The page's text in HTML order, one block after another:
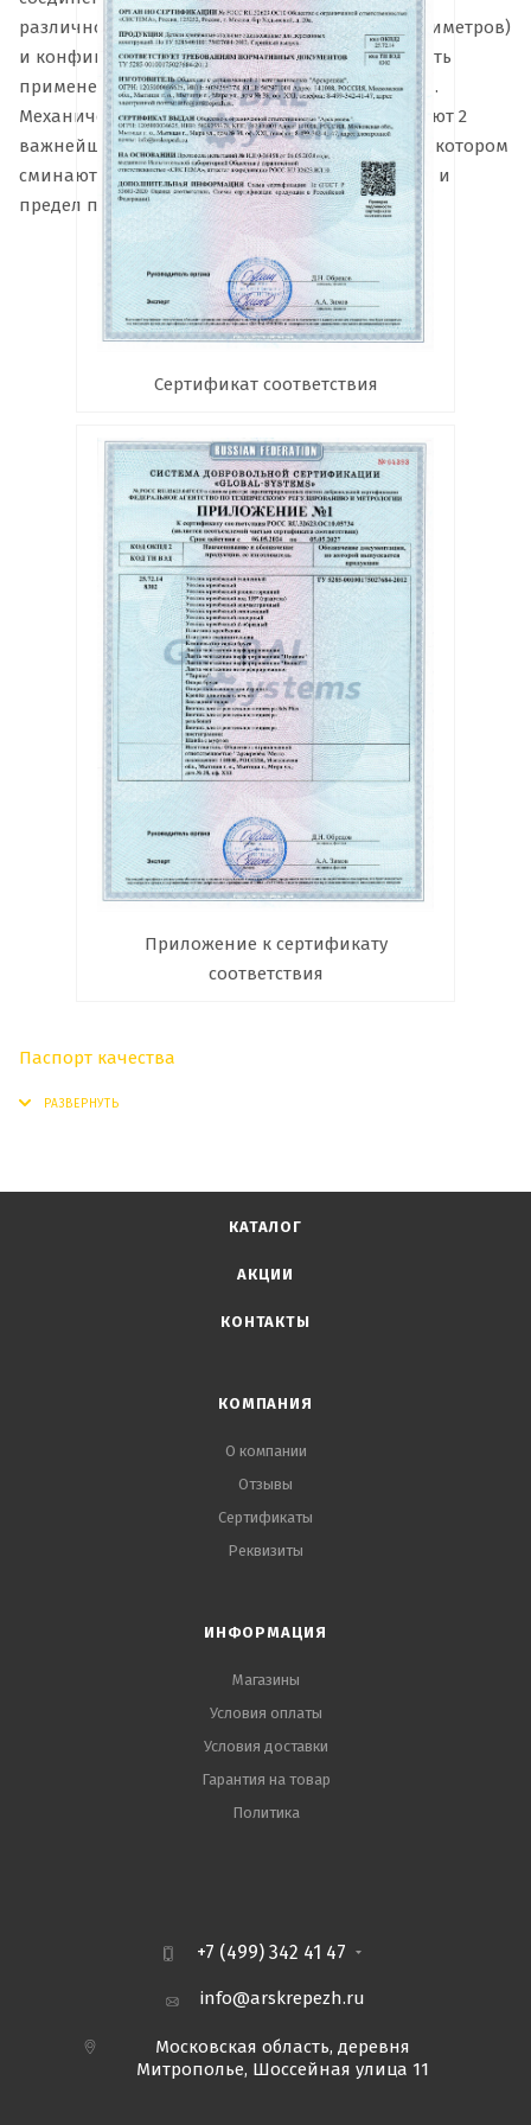
различного диаметра (от трех до восьми миллиметров)
и конфигурации обеспечивают универсальность
применения перфорированной прямой ленты.
Механическую прочность изделия характеризуют 2
важнейших показателя: величина усилия, при котором
сминаются перфорированные отверстия (1 кН) и
предел прочности на растяжение (100 МПа).
Сертификат соответствия
Приложение к сертификату
соответствия
Паспорт качества
КАТАЛОГ
АКЦИИ
КОНТАКТЫ
КОМПАНИЯ
О компании
Отзывы
Сертификаты
Реквизиты
ИНФОРМАЦИЯ
Магазины
Условия оплаты
Условия доставки
Гарантия на товар
Политика
+7 (499) 342 41 47
info@arskrepezh.ru
Московская область, деревня
Митрополье, Шоссейная улица 11